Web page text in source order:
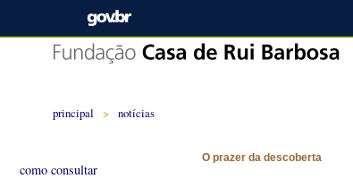
principal > notícias
O prazer da descoberta
como consultar